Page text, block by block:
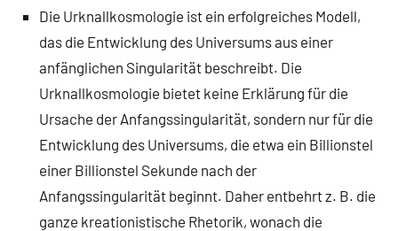
Die Urknallkosmologie ist ein erfolgreiches Modell,
das die Entwicklung des Universums aus einer
anfänglichen Singularität beschreibt. Die
Urknallkosmologie bietet keine Erklärung für die
Ursache der Anfangssingularität, sondern nur für die
Entwicklung des Universums, die etwa ein Billionstel
einer Billionstel Sekunde nach der
Anfangssingularität beginnt. Daher entbehrt z. B. die
ganze kreationistische Rhetorik, wonach die